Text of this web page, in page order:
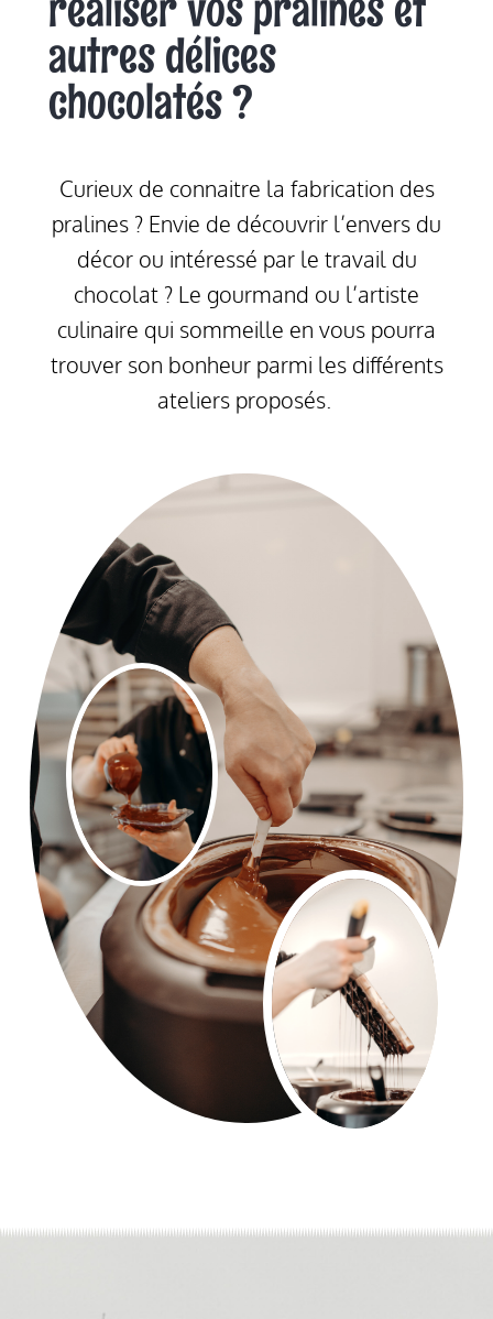
autres délices
chocolatés ?
Curieux de connaitre la fabrication des
pralines ? Envie de découvrir l’envers du
décor ou intéressé par le travail du
chocolat ? Le gourmand ou l’artiste
culinaire qui sommeille en vous pourra
trouver son bonheur parmi les différents
ateliers proposés.